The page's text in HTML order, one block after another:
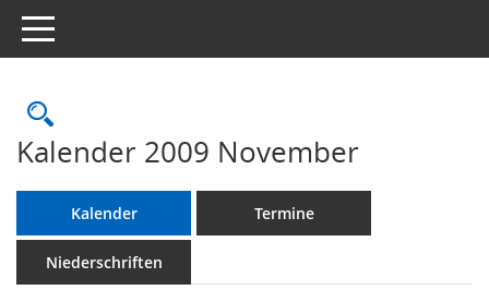
Toggle navigation
Rechercheauswahl
Kalender 2009 November
Kalender Termine
Niederschriften